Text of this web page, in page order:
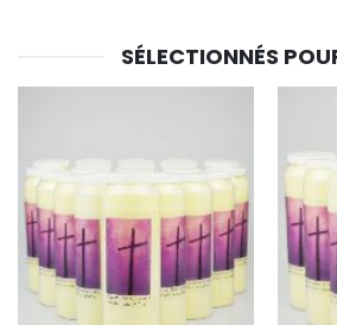
SÉLECTIONNÉS